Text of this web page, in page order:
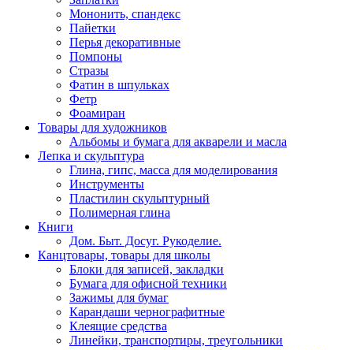
Мононить, спандекс
Пайетки
Перья декоративные
Помпоны
Стразы
Фатин в шпульках
Фетр
Фоамиран
Товары для художников
Альбомы и бумага для акварели и масла
Лепка и скульптура
Глина, гипс, масса для моделирования
Инструменты
Пластилин скульптурный
Полимерная глина
Книги
Дом. Быт. Досуг. Рукоделие.
Канцтовары, товары для школы
Блоки для записей, закладки
Бумага для офисной техники
Зажимы для бумаг
Карандаши чернографитные
Клеящие средства
Линейки, транспортиры, треугольники